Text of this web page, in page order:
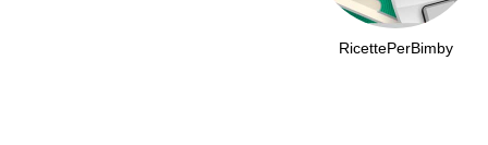
RicettePerBimby